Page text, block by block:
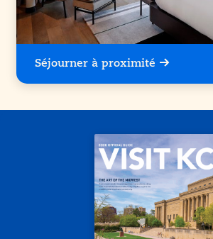
Séjourner à proximité